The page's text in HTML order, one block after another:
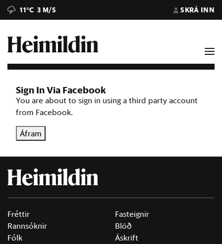
11°C 3 M/S SKRÁ INN
Sign In Via Facebook
You are about to sign in using a third party account
from Facebook.
Áfram
Fréttir
Rannsóknir
Fólk
Fasteignir
Blöð
Áskrift